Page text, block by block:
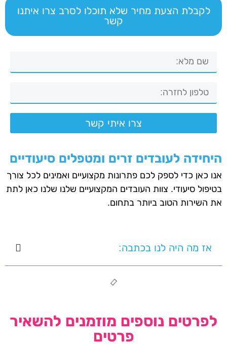
לקבלת הצעת מחיר שלא תוכלו לסרב צרו איתנו
קשר
צרו איתי קשר
היחידה לעובדים זרים ומטפלים סיעודיים
אנו כאן כדי לספק לכם פתרונות מקצועיים ואמינים לכל צורך
בטיפול סיעודי. צוות העובדים המקצועיים שלנו שלנו כאן לתת
את השירות הטוב ביותר בתחום.
אז מה היה לנו בכתבה:
לפרטים נוספים מוזמנים להשאיר
פרטים